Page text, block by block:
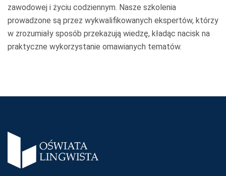
zawodowej i życiu codziennym. Nasze szkolenia
prowadzone są przez wykwalifikowanych ekspertów, którzy
w zrozumiały sposób przekazują wiedzę, kładąc nacisk na
praktyczne wykorzystanie omawianych tematów.